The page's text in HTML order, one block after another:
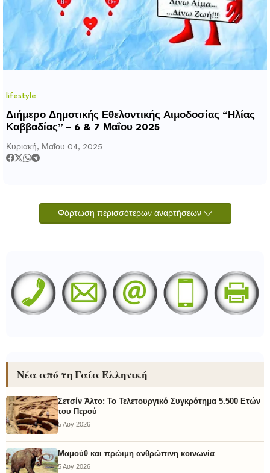
lifestyle
Διήμερο Δημοτικής Εθελοντικής Αιμοδοσίας “Ηλίας
Καββαδίας” – 6 & 7 Μαΐου 2025
Κυριακή, Μαΐου 04, 2025
Φόρτωση περισσότερων αναρτήσεων
Νέα από τη Γαία Ελληνική
Σετσίν Άλτο: Το Τελετουργικό Συγκρότημα 5.500 Ετών
του Περού
5 Αυγ 2026
Μαμούθ και πρώιμη ανθρώπινη κοινωνία
5 Αυγ 2026